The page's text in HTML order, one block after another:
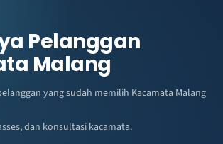
Pelanggan
Malang
yang sudah memilih Kacamata Malang
dan konsultasi kacamata.